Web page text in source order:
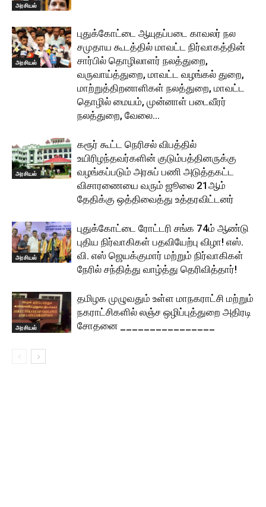
அரசியல்
அரசியல்
புதுக்கோட்டை ஆயுதப்படை காவலர் நல
சமுதாய கூடத்தில் மாவட்ட நிர்வாகத்தின்
சார்பில் தொழிலாளர் நலத்துறை,
வருவாய்த்துறை, மாவட்ட வழங்கல் துறை,
மாற்றுத்திறனாளிகள் நலத்துறை, மாவட்ட
தொழில் மையம், முன்னாள் படைவீரர்
நலத்துறை, வேலை...
அரசியல்
கரூர் கூட்ட நெரிசல் விபத்தில்
உயிரிழந்தவர்களின் குடும்பத்தினருக்கு
வழங்கப்படும் அரசுப் பணி அடுத்தகட்ட
விசாரணையை வரும் ஜூலை 21ஆம்
தேதிக்கு ஒத்திவைத்து உத்தரவிட்டனர்
அரசியல்
புதுக்கோட்டை ரோட்டரி சங்க 74ம் ஆண்டு
புதிய நிர்வாகிகள் பதவியேற்பு விழா! எஸ்.
வி. எஸ் ஜெயக்குமார் மற்றும் நிர்வாகிகள்
நேரில் சந்தித்து வாழ்த்து தெரிவித்தார்!
அரசியல்
தமிழக முழுவதும் உள்ள மாநகராட்சி மற்றும்
நகராட்சிகளில் லஞ்ச ஒழிப்புத்துறை அதிரடி
சோதனை ________________